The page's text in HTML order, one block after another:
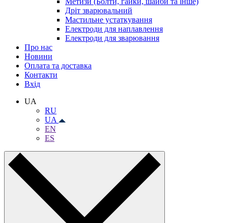
Дріт зварювальний
Мастильне устаткування
Електроди для наплавлення
Електроди для зварювання
Про нас
Новини
Оплата та доставка
Контакти
Вхiд
UA
RU
UA
EN
ES